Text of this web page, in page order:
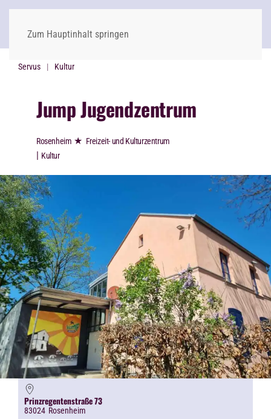
Zum Hauptinhalt springen
Servus Kultur
Jump Jugendzentrum
Rosenheim ★ Freizeit- und Kulturzentrum
| Kultur
Prinzregentenstraße 73
83024 Rosenheim